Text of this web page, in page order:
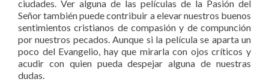
ciudades. Ver alguna de las películas de la Pasión del
Señor también puede contribuir a elevar nuestros buenos
sentimientos cristianos de compasión y de compunción
por nuestros pecados. Aunque si la película se aparta un
poco del Evangelio, hay que mirarla con ojos críticos y
acudir con quien pueda despejar alguna de nuestras
dudas.